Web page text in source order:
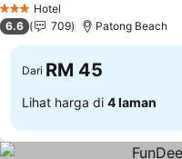
3 BintangHotel
6.6 709 Patong Beach
Dari RM 45
Lihat harga di 4 laman